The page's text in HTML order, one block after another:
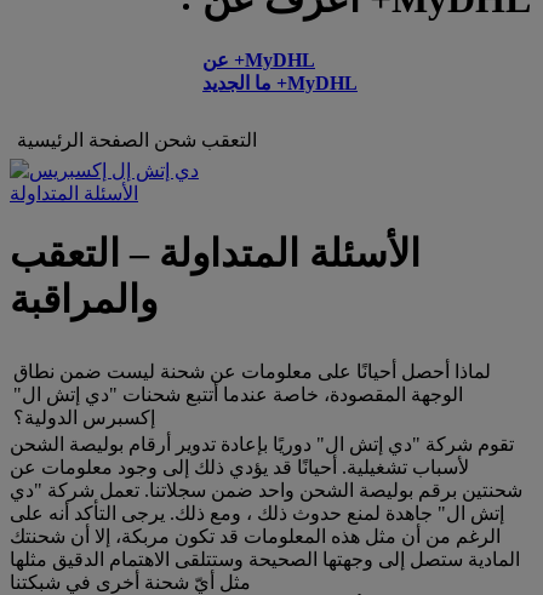
عن +MyDHL
ما الجديد +MyDHL
الصفحة الرئيسية شحن التعقب
الأسئلة المتداولة
الأسئلة المتداولة – التعقب
والمراقبة
لماذا أحصل أحيانًا على معلومات عن شحنة ليست ضمن نطاق
الوجهة المقصودة، خاصة عندما أتتبع شحنات "دي إتش ال"
إكسبرس الدولية؟
تقوم شركة "دي إتش ال" دوريًا بإعادة تدوير أرقام بوليصة الشحن
لأسباب تشغيلية. أحيانًا قد يؤدي ذلك إلى وجود معلومات عن
شحنتين برقم بوليصة الشحن واحد ضمن سجلاتنا. تعمل شركة "دي
إتش ال" جاهدة لمنع حدوث ذلك ، ومع ذلك. يرجى التأكد أنه على
الرغم من أن مثل هذه المعلومات قد تكون مربكة، إلا أن شحنتك
المادية ستصل إلى وجهتها الصحيحة وستتلقى الاهتمام الدقيق مثلها
مثل أيّ شحنة أخرى في شبكتنا